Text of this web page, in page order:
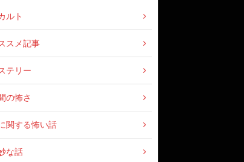
ルト
スメ記事
テリー
の怖さ
関する怖い話
な話